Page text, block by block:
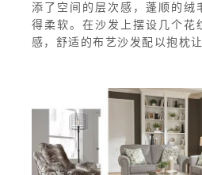
添了空间的层次感，蓬顺的绒
得柔软。在沙发上摆设几个花
感，舒适的布艺沙发配以抱枕